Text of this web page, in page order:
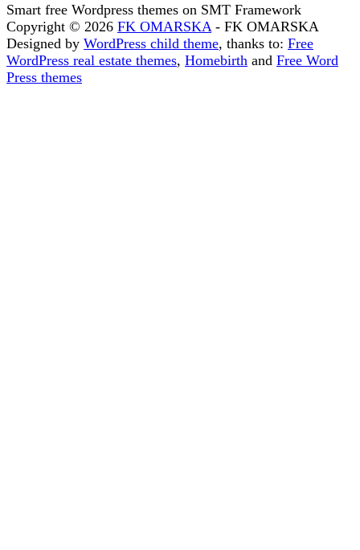
Smart free Wordpress themes on SMT Framework
Copyright © 2026 FK OMARSKA - FK OMARSKA
Designed by WordPress child theme, thanks to: Free
WordPress real estate themes, Homebirth and Free Word
Press themes